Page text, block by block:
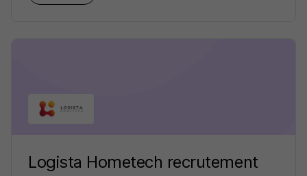
Logista Hometech recrutement